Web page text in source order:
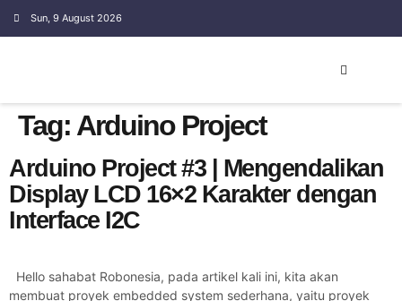
Sun, 9 August 2026
Tag: Arduino Project
Arduino Project #3 | Mengendalikan
Display LCD 16×2 Karakter dengan
Interface I2C
Hello sahabat Robonesia, pada artikel kali ini, kita akan
membuat proyek embedded system sederhana, yaitu proyek